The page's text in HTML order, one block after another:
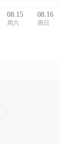
08.15
周六
08.16
周日